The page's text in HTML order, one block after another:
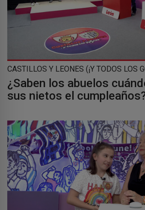
CASTILLOS Y LEONES (¡Y TODOS LOS
¿Saben los abuelos
sus nietos el